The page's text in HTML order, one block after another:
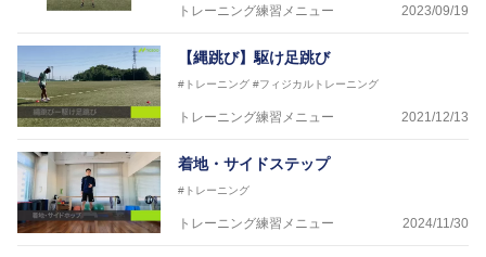
トレーニング練習メニュー 2023/09/19
【縄跳び】駆け足跳び
#トレーニング #フィジカルトレーニング
トレーニング練習メニュー 2021/12/13
着地・サイドステップ
#トレーニング
トレーニング練習メニュー 2024/11/30